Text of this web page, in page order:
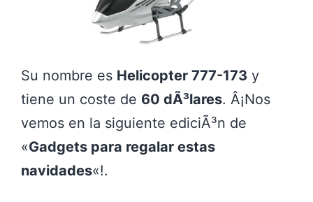
Su nombre es Helicopter 777-173 y
tiene un coste de 60 dÃ³lares. Â¡Nos
vemos en la siguiente ediciÃ³n de
«Gadgets para regalar estas
navidades«!.